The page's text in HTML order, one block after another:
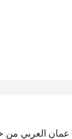
العربي من